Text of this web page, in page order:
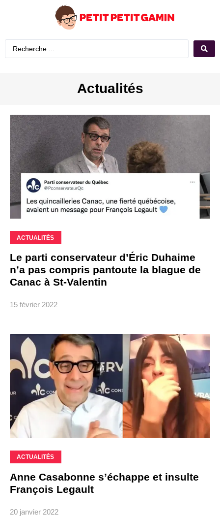
Actualités
ACTUALITÉS
Le parti conservateur d’Éric Duhaime
n’a pas compris pantoute la blague de
Canac à St-Valentin
15 février 2022
ACTUALITÉS
Anne Casabonne s’échappe et insulte
François Legault
20 janvier 2022